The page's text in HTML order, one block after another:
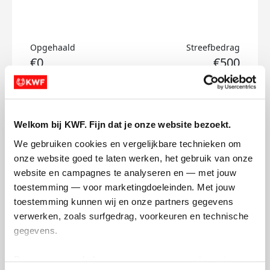
Welkom bij KWF. Fijn dat je onze website bezoekt.
We gebruiken cookies en vergelijkbare technieken om
onze website goed te laten werken, het gebruik van onze
website en campagnes te analyseren en — met jouw
toestemming — voor marketingdoeleinden. Met jouw
toestemming kunnen wij en onze partners gegevens
verwerken, zoals surfgedrag, voorkeuren en technische
gegevens.
Opgehaald
€0
Streefbedrag
€500
Doneer
Emiel's badges